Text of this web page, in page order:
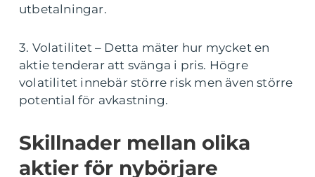
utbetalningar.
3. Volatilitet – Detta mäter hur mycket en
aktie tenderar att svänga i pris. Högre
volatilitet innebär större risk men även större
potential för avkastning.
Skillnader mellan olika
aktier för nybörjare